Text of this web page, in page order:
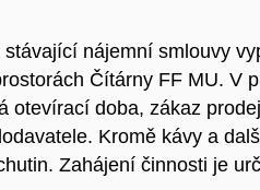
stávající nájemní smlouvy
Čítárny FF MU. V
otevírací doba, zákaz
Kromě kávy a
Zahájení činnosti je